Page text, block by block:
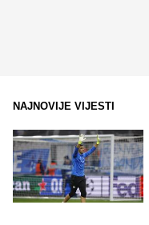
NAJNOVIJE VIJESTI